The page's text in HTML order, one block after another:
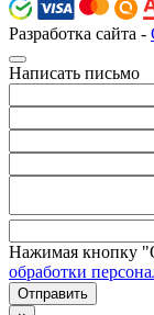
Разработка сайта -
Написать письмо
Нажимая кнопку
обработки
Отправить